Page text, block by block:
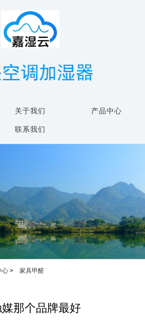
关于我们 产品中心
联系我们
心 > 家具甲醛
那个品牌最好